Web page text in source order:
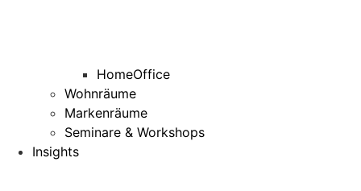
HomeOffice
Wohnräume
Markenräume
Seminare & Workshops
Insights